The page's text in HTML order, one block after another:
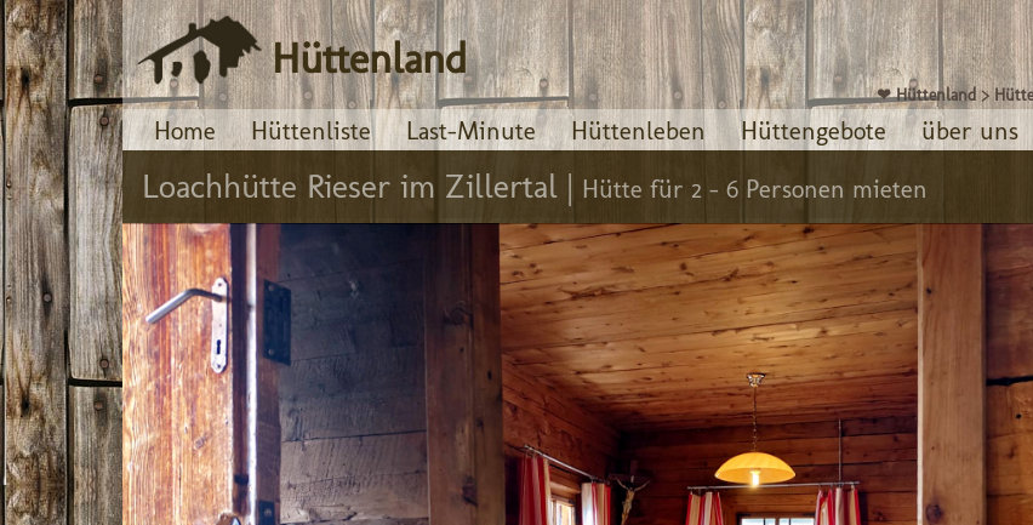
❤ Hüttenland >
Hüttenland
Home Hüttenliste Last-Minute Hüttenleben Hüttengebote über uns
Loachhütte Rieser im Zillertal | Hütte für 2 - 6 Personen mieten